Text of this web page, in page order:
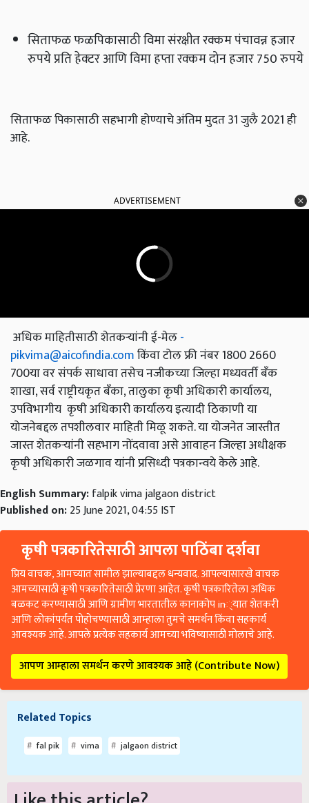
सिताफळ फळपिकासाठी विमा संरक्षीत रक्कम पंचावन्न हजार
रुपये प्रति हेक्‍टर आणि विमा हप्ता रक्कम दोन हजार 750 रुपये
सिताफळ पिकासाठी सहभागी होण्याचे अंतिम मुदत 31 जुलै 2021 ही
आहे.
ADVERTISEMENT
अधिक माहितीसाठी शेतकऱ्यांनी ई-मेल-
pikvima@aicofindia.comकिंवा टोल फ्री नंबर 1800 2660
700या वर संपर्क साधावा तसेच नजीकच्या जिल्हा मध्यवर्ती बँक
शाखा, सर्व राष्ट्रीयकृत बँका, तालुका कृषी अधिकारी कार्यालय,
उपविभागीय कृषी अधिकारी कार्यालय इत्यादी ठिकाणी या
योजनेबद्दल तपशीलवार माहिती मिळू शकते. या योजनेत जास्तीत
जास्त शेतकऱ्यांनी सहभाग नोंदवावा असे आवाहन जिल्हा अधीक्षक
कृषी अधिकारी जळगाव यांनी प्रसिध्दी पत्रकान्वये केले आहे.
English Summary:falpik vima jalgaon district
Published on:25 June 2021, 04:55 IST
कृषी पत्रकारितेसाठी आपला पाठिंबा दर्शवा
प्रिय वाचक, आमच्यात सामील झाल्याबद्दल धन्यवाद. आपल्यासारखे वाचक
आमच्यासाठी कृषी पत्रकारितेसाठी प्रेरणा आहेत. कृषी पत्रकारितेला अधिक
बळकट करण्यासाठी आणि ग्रामीण भारतातील कानाकोप in्यात शेतकरी
आणि लोकांपर्यंत पोहोचण्यासाठी आम्हाला तुमचे समर्थन किंवा सहकार्य
आवश्यक आहे. आपले प्रत्येक सहकार्य आमच्या भविष्यासाठी मोलाचे आहे.
आपण आम्हाला समर्थन करणे आवश्यक आहे (Contribute Now)
Related Topics
fal pik vima jalgaon district